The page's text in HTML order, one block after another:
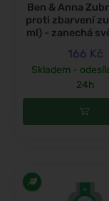
Ben & Anna
proti zbarvení
ml) - zanechá
166 Kč
Skladem -
24h